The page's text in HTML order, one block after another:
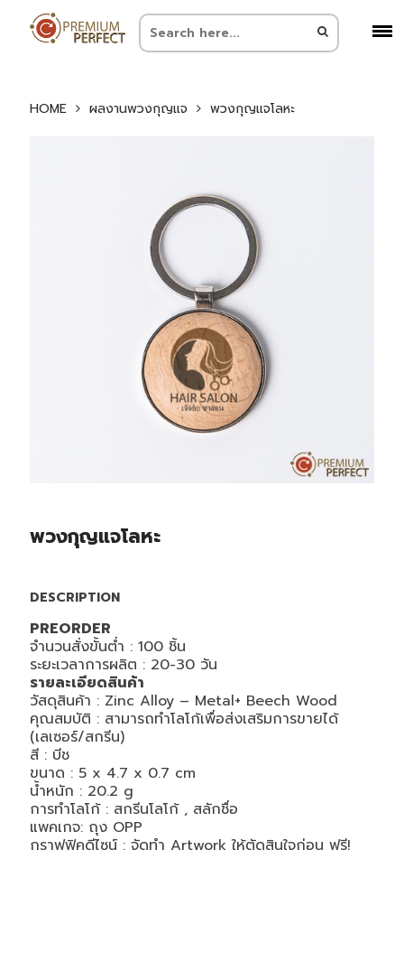
HOME ผลงานพวงกุญแจ พวงกุญแจโลหะ
พวงกุญแจโลหะ
DESCRIPTION
PREORDER
จำนวนสั่งขั้นต่ำ : 100 ชิ้น
ระยะเวลาการผลิต : 20-30 วัน
รายละเอียดสินค้า
วัสดุสินค้า : Zinc Alloy – Metal+ Beech Wood
คุณสมบัติ : สามารถทำโลโก้เพื่อส่งเสริมการขายได้
(เลเซอร์/สกรีน)
สี : บีช
ขนาด : 5 x 4.7 x 0.7 cm
น้ำหนัก : 20.2 g
การทำโลโก้ : สกรีนโลโก้ , สลักชื่อ
แพคเกจ: ถุง OPP
กราฟฟิคดีไซน์ : จัดทำ Artwork ให้ตัดสินใจก่อน ฟรี!